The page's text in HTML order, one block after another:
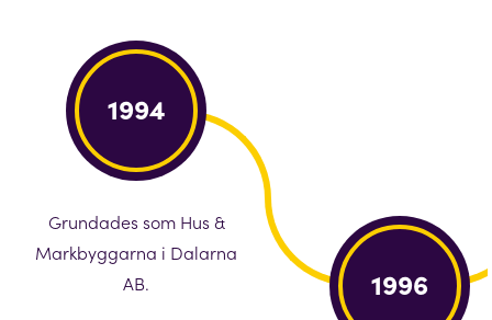
1994
Grundades som Hus &
Markbyggarna i Dalarna
AB.
1996